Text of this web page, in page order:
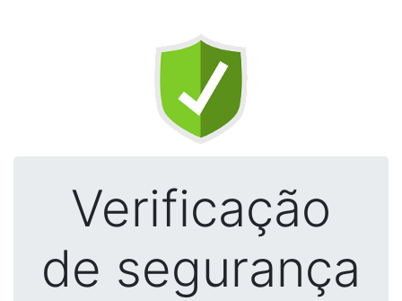
Verificação
de segurança